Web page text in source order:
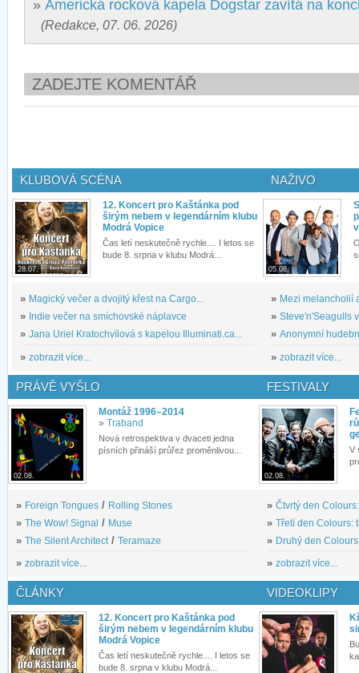
» Americká rocková kapela Dogstar zavítá na
(Redakce, 07. 06. 2026)
ZADEJTE KOMENTÁŘ
KLUBOVÁ SCÉNA
28.07.
12. Koncert pro Kaštánka pod
širým nebem v legendárním klubu
Modrá Vopice
Čas letí neskutečně rychle.... I letos se
bude 8. srpna v klubu Modrá...
» Magický večer a dvojitý křest na Cargo...
» Indie večer na smíchovské náplavce
» Jana Uriel Kratochvílová s kapelou Illuminati.ca...
» zobrazit více...
NAŽIVO
05.08.
» Mezi melancholií
» Steve'n'Seagulls
» Anonymní
» zobrazit více...
PRÁVĚ VYŠLO
02.08.
Montáž 1996–2014
» Traband
Nová retrospektiva v dvaceti jedna
písních přináší průřez proměnlivou...
» Foreign Tongues / Rolling Stones
» The Wow! Signal / Muse
» The Silent Architect / Teramaze
» zobrazit více...
FESTIVALY
02.08.
V
» Čtvrtý den
» Třetí den Colours:
» Druhý den
» zobrazit více...
ČLÁNKY
12. Koncert pro Kaštánka pod
širým nebem v legendárním klubu
Modrá Vopice
Čas letí neskutečně rychle.... I letos se
bude 8. srpna v klubu Modrá...
VIDEOKLIPY